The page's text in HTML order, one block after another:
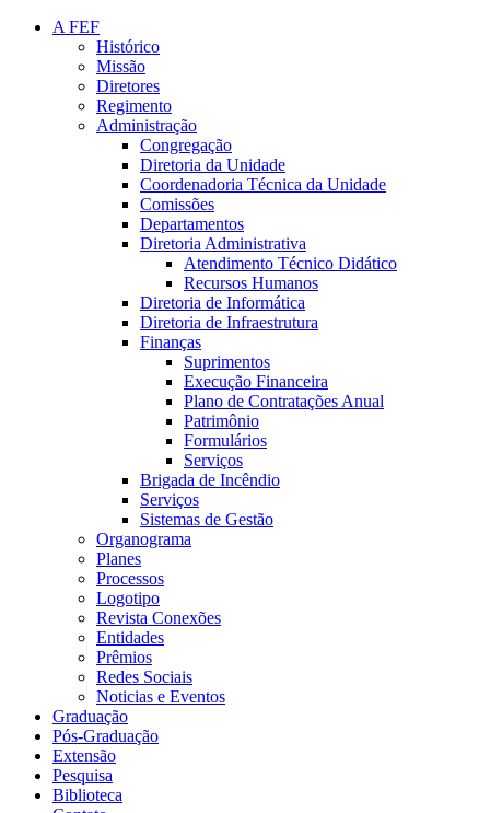
A FEF
Histórico
Missão
Diretores
Regimento
Administração
Congregação
Diretoria da Unidade
Coordenadoria Técnica da Unidade
Comissões
Departamentos
Diretoria Administrativa
Atendimento Técnico Didático
Recursos Humanos
Diretoria de Informática
Diretoria de Infraestrutura
Finanças
Suprimentos
Execução Financeira
Plano de Contratações Anual
Patrimônio
Formulários
Serviços
Brigada de Incêndio
Serviços
Sistemas de Gestão
Organograma
Planes
Processos
Logotipo
Revista Conexões
Entidades
Prêmios
Redes Sociais
Noticias e Eventos
Graduação
Pós-Graduação
Extensão
Pesquisa
Biblioteca